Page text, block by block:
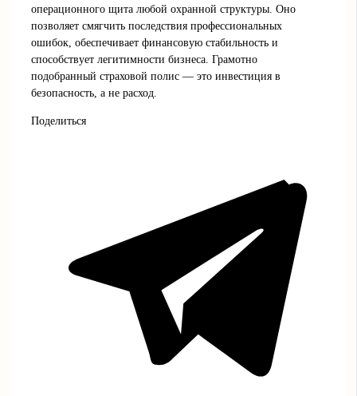
операционного щита любой охранной структуры. Оно
позволяет смягчить последствия профессиональных
ошибок, обеспечивает финансовую стабильность и
способствует легитимности бизнеса. Грамотно
подобранный страховой полис — это инвестиция в
безопасность, а не расход.
Поделиться